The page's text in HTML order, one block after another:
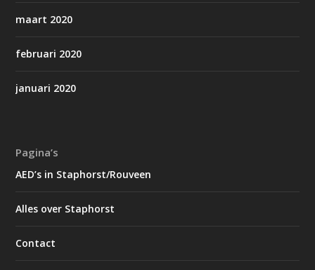
maart 2020
februari 2020
januari 2020
Pagina’s
AED’s in Staphorst/Rouveen
Alles over Staphorst
Contact